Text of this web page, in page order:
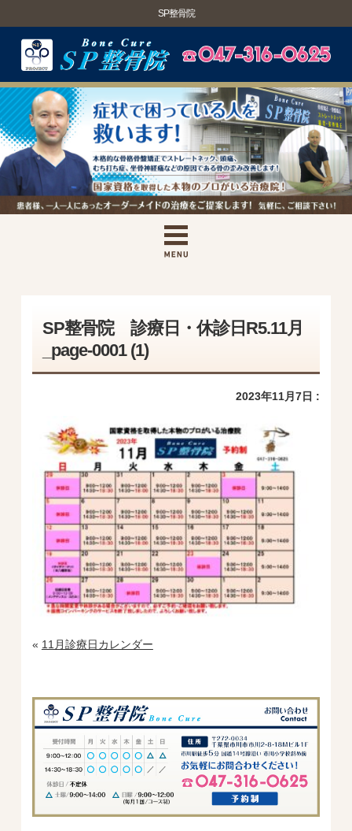
SP整骨院
SP整骨院 診療日・休診日R5.11月
_page-0001 (1)
2023年11月7日 :
« 11月診療日カレンダー